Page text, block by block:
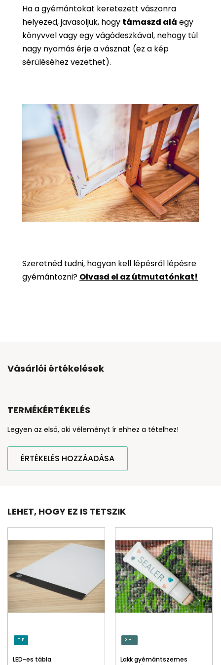
Ha a gyémántokat keretezett vászonra
helyezed, javasoljuk, hogy támaszd alá egy
könyvvel vagy egy vágódeszkával, nehogy túl
nagy nyomás érje a vásznat (ez a kép
sérüléséhez vezethet).
Szeretnéd tudni, hogyan kell lépésről lépésre
gyémántozni? Olvasd el az útmutatónkat!
Vásárlói értékelések
TERMÉKÉRTÉKELÉS
Legyen az első, aki véleményt ír ehhez a tételhez!
ÉRTÉKELÉS HOZZÁADÁSA
LEHET, HOGY EZ IS TETSZIK
TIP
LED-es tábla
3 + 1
Lakk gyémántszemes